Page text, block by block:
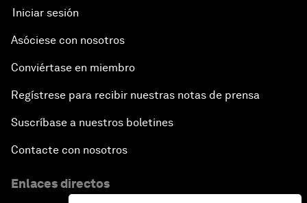
Iniciar sesión
Asóciese con nosotros
Conviértase en miembro
Regístrese para recibir nuestras notas de prensa
Suscríbase a nuestros boletines
Contacte con nosotros
Enlaces directos